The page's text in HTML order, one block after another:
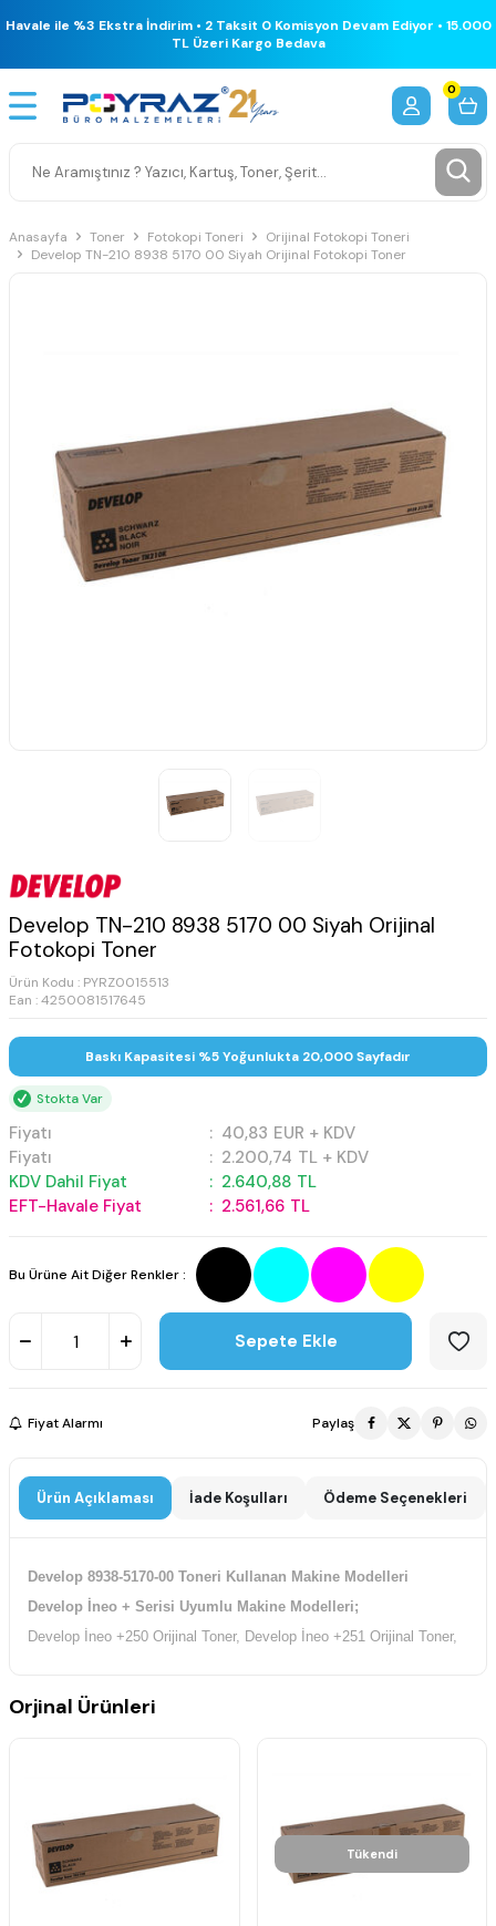
Havale ile %3 Ekstra İndirim • 2 Taksit 0 Komisyon Devam Ediyor • 15.000
TL Üzeri Kargo Bedava
0
Anasayfa Toner Fotokopi Toneri
Orijinal Fotokopi Toneri
Develop TN-210 8938 5170 00 Siyah Orijinal Fotokopi Toner
Develop TN-210 8938 5170 00 Siyah Orijinal
Fotokopi Toner
Ürün Kodu : PYRZ0015513
Ean : 4250081517645
Baskı Kapasitesi %5 Yoğunlukta 20,000 Sayfadır
Stokta Var
Fiyatı : 40,83 EUR + KDV
Fiyatı
: 2.200,74 TL + KDV
KDV Dahil Fiyat
: 2.640,88 TL
EFT-Havale Fiyat
: 2.561,66 TL
Bu Ürüne Ait Diğer Renkler :
Sepete Ekle
Fiyat Alarmı Paylaş
Ürün Açıklaması İade Koşulları Ödeme Seçenekleri
Develop 8938-5170-00 Toneri Kullanan Makine Modelleri
Develop İneo + Serisi Uyumlu Makine Modelleri;
Develop İneo +250 Orijinal Toner, Develop İneo +251 Orijinal Toner,
Orjinal Ürünleri
Tükendi